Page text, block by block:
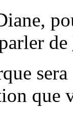
de
que